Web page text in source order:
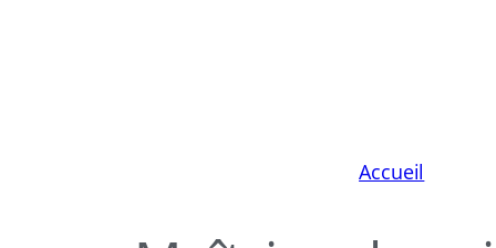
Accueil